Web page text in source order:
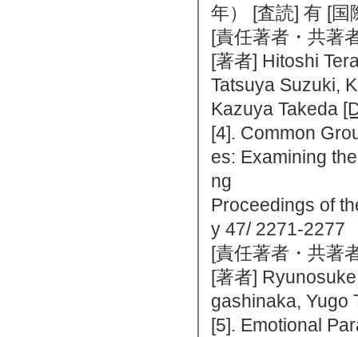
年） [査読] 有 [
[責任著者・共著
[著者] Hitoshi
Tatsuya Suzuki,
Kazuya Takeda
[4]. Common
es: Examining
ng
Proceedings of
y 47/ 2271-2277
[責任著者・共著
[著者]
gashinaka, Yugo
[5]. Emotional